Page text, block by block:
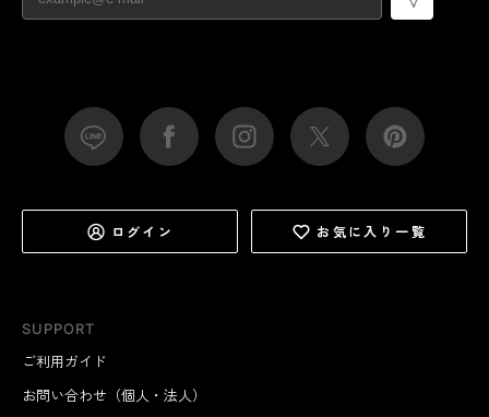
SUPPORT
ご利用ガイド
お問い合わせ（個人・法人）
ログイン お気に入り一覧